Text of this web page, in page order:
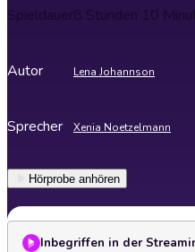
Spieldauer8 Stunden 10
Autor Lena Johannson
Sprecher Xenia Noetzelmann
Hörprobe anhören
Inbegriffen in der